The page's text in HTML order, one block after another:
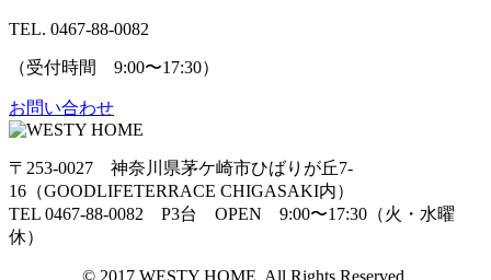
TEL. 0467-88-0082
（受付時間 9:00〜17:30）
お問い合わせ
〒253-0027 神奈川県茅ケ崎市ひばりが丘7-
16（GOODLIFETERRACE CHIGASAKI内）
TEL 0467-88-0082 P3台 OPEN 9:00〜17:30（火・水曜
休）
© 2017 WESTY HOME. All Rights Reserved.